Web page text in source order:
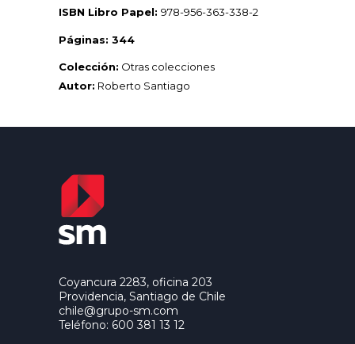
ISBN Libro Papel: 978-956-363-338-2
Páginas: 344
Colección: Otras colecciones
Autor: Roberto Santiago
Coyancura 2283, oficina 203
Providencia, Santiago de Chile
chile@grupo-sm.com
Teléfono: 600 381 13 12